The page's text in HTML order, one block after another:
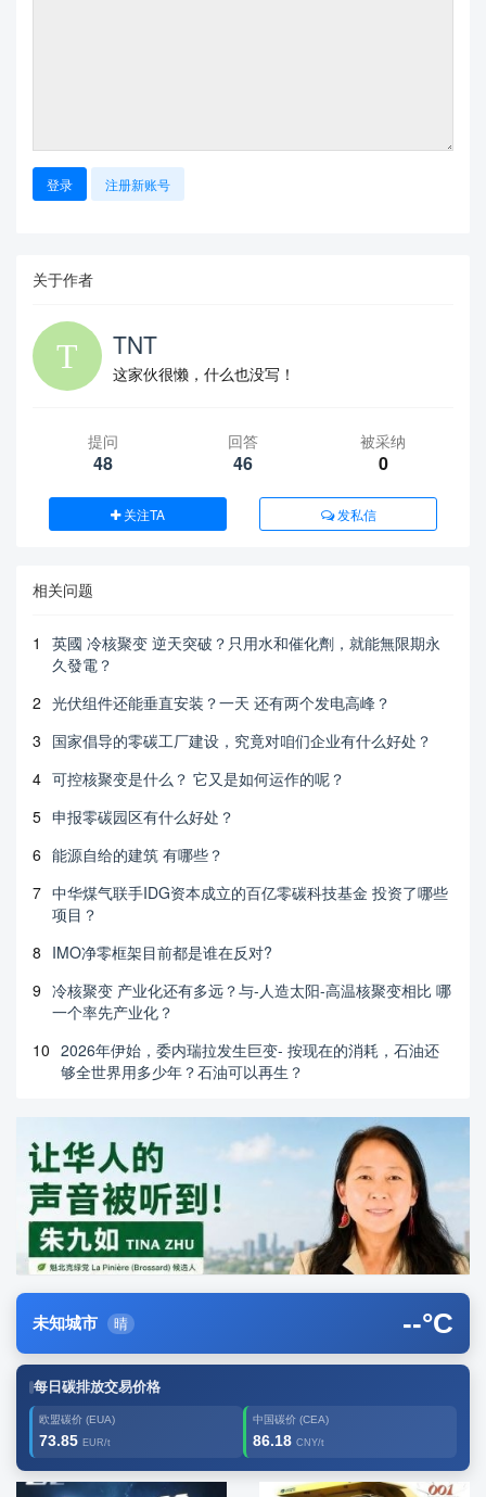
登录 注册新账号
关于作者
TNT
这家伙很懒，什么也没写！
提问
48
回答
46
被采纳
0
关注TA 发私信
相关问题
1
英國 冷核聚变 逆天突破？只用水和催化劑，就能無限期永
久發電？
2 光伏组件还能垂直安装？一天 还有两个发电高峰？
3 国家倡导的零碳工厂建设，究竟对咱们企业有什么好处？
4 可控核聚变是什么？ 它又是如何运作的呢？
5 申报零碳园区有什么好处？
6 能源自给的建筑 有哪些？
7 中华煤气联手IDG资本成立的百亿零碳科技基金 投资了哪些
项目？
8 IMO净零框架目前都是谁在反对?
9 冷核聚变 产业化还有多远？与-人造太阳-高温核聚变相比 哪
一个率先产业化？
10 2026年伊始，委内瑞拉发生巨变- 按现在的消耗，石油还
够全世界用多少年？石油可以再生？
未知城市 晴 --°C
每日碳排放交易价格
欧盟碳价 (EUA)
73.85 EUR/t
中国碳价 (CEA)
86.18 CNY/t
广告2 创新